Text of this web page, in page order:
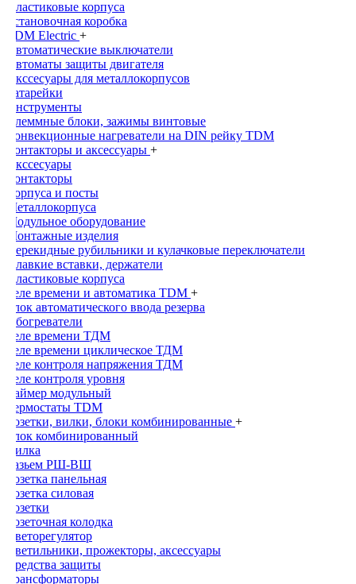
Пластиковые корпуса
Установочная коробка
TDM Electric +
Автоматические выключатели
Автоматы защиты двигателя
Акссесуары для металлокорпусов
Батарейки
Инструменты
Клеммные блоки, зажимы винтовые
Конвекционные нагреватели на DIN рейку TDM
Контакторы и аксессуары +
Акссесуары
Контакторы
Корпуса и посты
Металлокорпуса
Модульное оборудование
Монтажные изделия
Перекидные рубильники и кулачковые переключатели
Плавкие вставки, держатели
Пластиковые корпуса
Реле времени и автоматика TDM +
Блок автоматического ввода резерва
Обогреватели
Реле времени ТДМ
Реле времени циклическое ТДМ
Реле контроля напряжения ТДМ
Реле контроля уровня
Таймер модульный
Термостаты TDM
Розетки, вилки, блоки комбинированные +
Блок комбинированный
Вилка
Разьем РШ-ВШ
Розетка панельная
Розетка силовая
Розетки
Розеточная колодка
Светорегулятор
Светильники, прожекторы, аксессуары
Средства защиты
Трансформаторы